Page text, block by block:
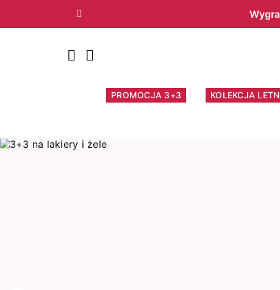
Poprzedni
PROMOCJA 3+3 KOLEKCJA